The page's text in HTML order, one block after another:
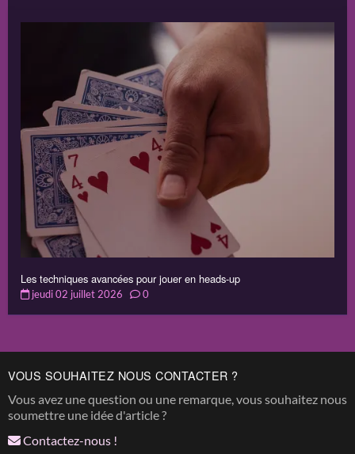
Les techniques avancées pour jouer en heads-up
jeudi 02 juillet 2026 0
VOUS SOUHAITEZ NOUS CONTACTER ?
Vous avez une question ou une remarque, vous souhaitez nous
soumettre une idée d'article ?
Contactez-nous !